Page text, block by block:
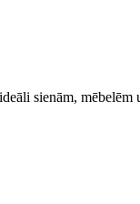
sienām,